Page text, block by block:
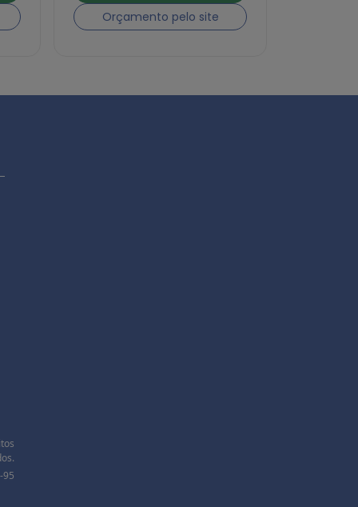
Orçamento pelo site
95